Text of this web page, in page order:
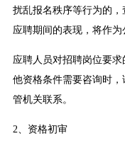
扰乱报名秩序等行为的
应聘期间的表现，将作为
应聘人员对招聘岗位要
他资格条件需要咨询时
管机关联系。
2、资格初审